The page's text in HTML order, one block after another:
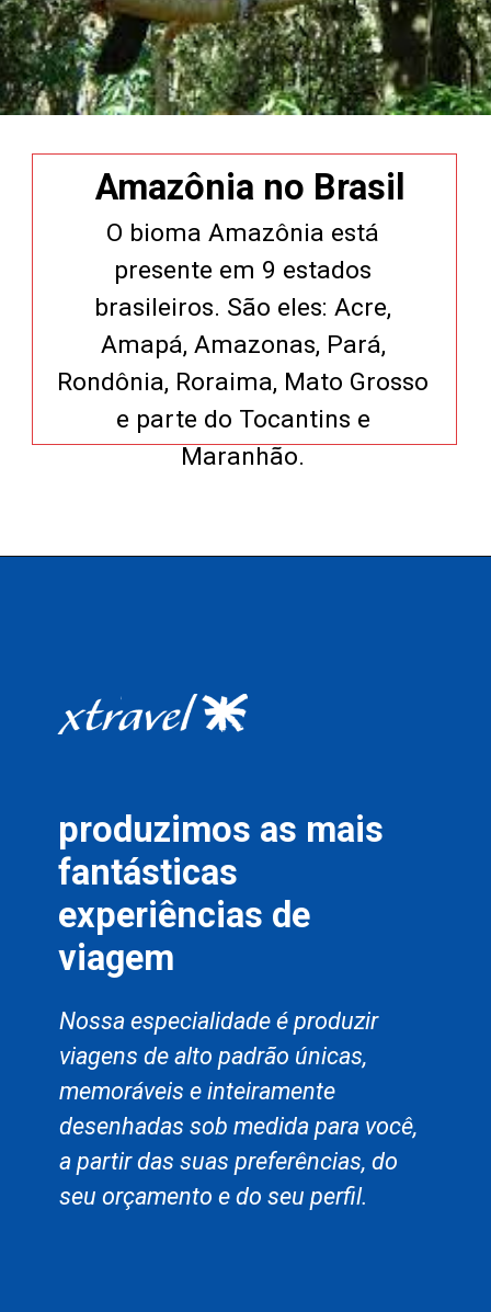
O bioma Amazônia está
presente em 9 estados
brasileiros. São eles: Acre,
Amapá, Amazonas, Pará,
Rondônia, Roraima, Mato Grosso
e parte do Tocantins e
Maranhão.
Amazônia no Brasil
Nossa especialidade é produzir
viagens de alto padrão únicas,
memoráveis e inteiramente
desenhadas sob medida para você,
a partir das suas preferências, do
seu orçamento e do seu perfil.
produzimos as mais
fantásticas
experiências de
viagem